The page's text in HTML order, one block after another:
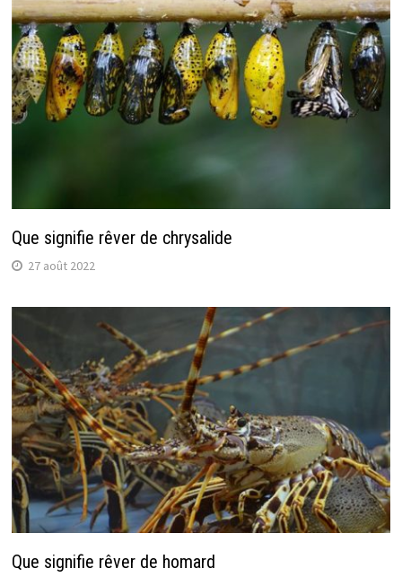
Que signifie rêver de chrysalide
27 août 2022
Que signifie rêver de homard